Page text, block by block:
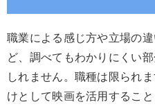
職業による感じ方や立場の
ど、調べてもわかりにくい
しれません。職種は限られ
けとして映画を活用するこ